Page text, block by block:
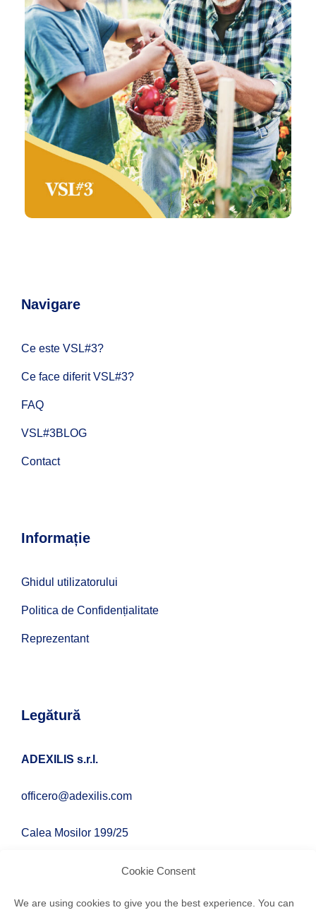
Cookie Consent
We are using cookies to give you the best experience. You can
Navigare
Ce este VSL#3?
Ce face diferit VSL#3?
FAQ
VSL#3BLOG
Contact
Informație
Ghidul utilizatorului
Politica de Confidențialitate
Reprezentant
Legătură
ADEXILIS s.r.l.
officero@adexilis.com
Calea Mosilor 199/25